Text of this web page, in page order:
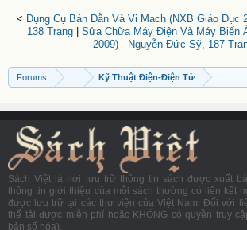
< Dụng Cụ Bán Dẫn Và Vi Mạch (NXB Giáo Dục
138 Trang| Sửa Chữa Máy Điện Và Máy Biến
2009) - Nguyễn Đức Sỹ, 187
Forums Kỹ Thuật Điện-Điện Tử
Sách Việt là nơi lưu trữ thông tin sách được xuất
thông tin giới thiệu của mỗi sách thường có liên kết
được lưu trữ tại các thư viện của Việt Nam. Đối với
thể tải được miễn phí hoặc KHÔNG có quyền truy
bản số hóa).